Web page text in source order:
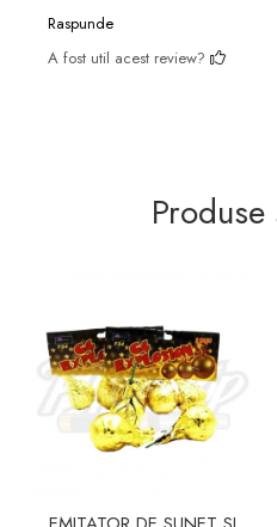
Raspunde
A fost util acest review?